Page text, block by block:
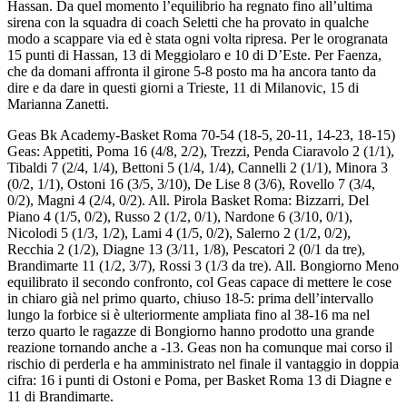
Hassan. Da quel momento l’equilibrio ha regnato fino all’ultima
sirena con la squadra di coach Seletti che ha provato in qualche
modo a scappare via ed è stata ogni volta ripresa. Per le orogranata
15 punti di Hassan, 13 di Meggiolaro e 10 di D’Este. Per Faenza,
che da domani affronta il girone 5-8 posto ma ha ancora tanto da
dire e da dare in questi giorni a Trieste, 11 di Milanovic, 15 di
Marianna Zanetti.
Geas Bk Academy-Basket Roma 70-54 (18-5, 20-11, 14-23, 18-15)
Geas: Appetiti, Poma 16 (4/8, 2/2), Trezzi, Penda Ciaravolo 2 (1/1),
Tibaldi 7 (2/4, 1/4), Bettoni 5 (1/4, 1/4), Cannelli 2 (1/1), Minora 3
(0/2, 1/1), Ostoni 16 (3/5, 3/10), De Lise 8 (3/6), Rovello 7 (3/4,
0/2), Magni 4 (2/4, 0/2). All. Pirola Basket Roma: Bizzarri, Del
Piano 4 (1/5, 0/2), Russo 2 (1/2, 0/1), Nardone 6 (3/10, 0/1),
Nicolodi 5 (1/3, 1/2), Lami 4 (1/5, 0/2), Salerno 2 (1/2, 0/2),
Recchia 2 (1/2), Diagne 13 (3/11, 1/8), Pescatori 2 (0/1 da tre),
Brandimarte 11 (1/2, 3/7), Rossi 3 (1/3 da tre). All. Bongiorno Meno
equilibrato il secondo confronto, col Geas capace di mettere le cose
in chiaro già nel primo quarto, chiuso 18-5: prima dell’intervallo
lungo la forbice si è ulteriormente ampliata fino al 38-16 ma nel
terzo quarto le ragazze di Bongiorno hanno prodotto una grande
reazione tornando anche a -13. Geas non ha comunque mai corso il
rischio di perderla e ha amministrato nel finale il vantaggio in doppia
cifra: 16 i punti di Ostoni e Poma, per Basket Roma 13 di Diagne e
11 di Brandimarte.